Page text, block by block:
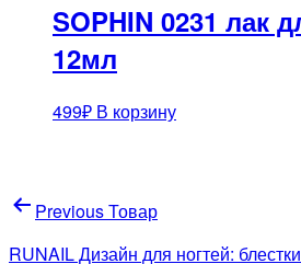
SOPHIN 0231 лак
12мл
499₽ В корзину
Навигация
по
Previous Товар
RUNAIL Дизайн для ногтей: